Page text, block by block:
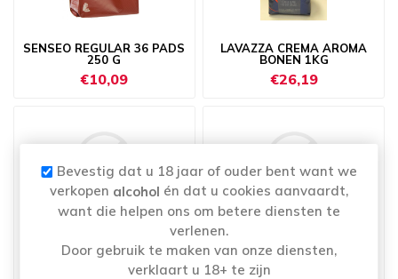
SENSEO REGULAR 36 PADS
250 G
€10,09
LAVAZZA CREMA AROMA
BONEN 1KG
€26,19
DOUWE EGBERTS DECAFINE
250GR
€7,29
DOUWE EGBERTS DESSERT
250GR
Bevestig dat u 18 jaar of ouder bent want we
verkopen alcohol én dat u cookies aanvaardt,
want die helpen ons om betere diensten te
verlenen.
Door gebruik te maken van onze diensten,
verklaart u 18+ te zijn